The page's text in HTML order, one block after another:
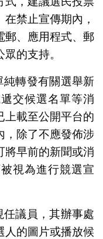
禁止宣傳期內，
郵、應用程式、郵
的支持。
轉發有關選舉新
交候選名單等消
上載至公開平台的
，除了不應發佈涉
將早前的新聞或消
視為進行競選宣
議員，其辦事處
人的圖片或播放候